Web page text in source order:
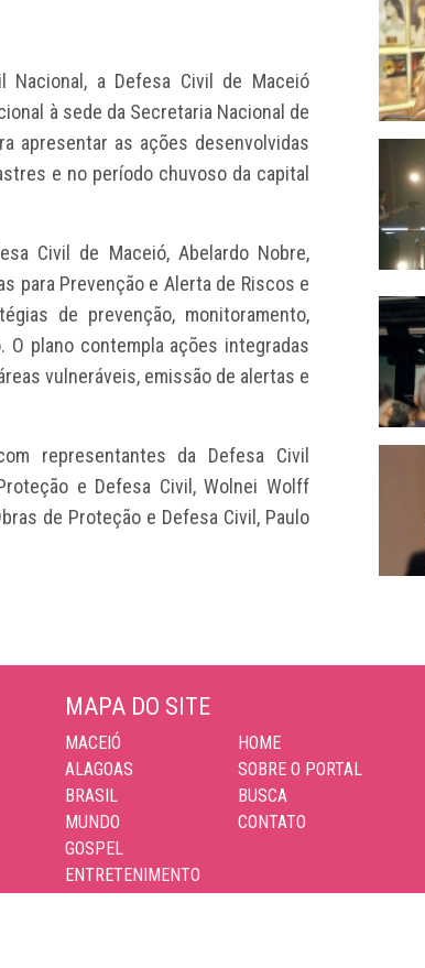
Nacional, a Defesa Civil de Maceió
à sede da Secretaria Nacional de
apresentar as ações desenvolvidas
e no período chuvoso da capital
Civil de Maceió, Abelardo Nobre,
para Prevenção e Alerta de Riscos e
de prevenção, monitoramento,
plano contempla ações integradas
vulneráveis, emissão de alertas e
representantes da Defesa Civil
e Defesa Civil, Wolnei Wolff
de Proteção e Defesa Civil, Paulo
MAPA DO SITE
MACEIÓ
ALAGOAS
BRASIL
MUNDO
GOSPEL
ENTRETENIMENTO
HOME
SOBRE O PORTAL
BUSCA
CONTATO